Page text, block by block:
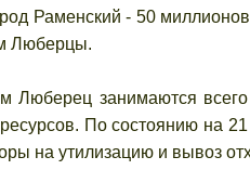
Раменский - 50
Люберцы.
Люберец занимаются
По состоянию на
на утилизацию и вывоз